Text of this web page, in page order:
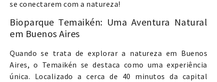
se conectarem com a natureza!
Bioparque Temaikén: Uma Aventura Natural
em Buenos Aires
Quando se trata de explorar a natureza em Buenos
Aires, o Temaikén se destaca como uma experiência
única. Localizado a cerca de 40 minutos da capital